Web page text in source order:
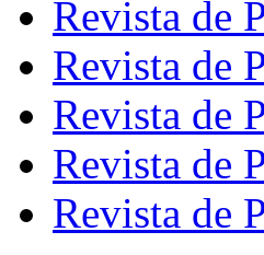
Revista de
Revista de
Revista de
Revista de
Revista de